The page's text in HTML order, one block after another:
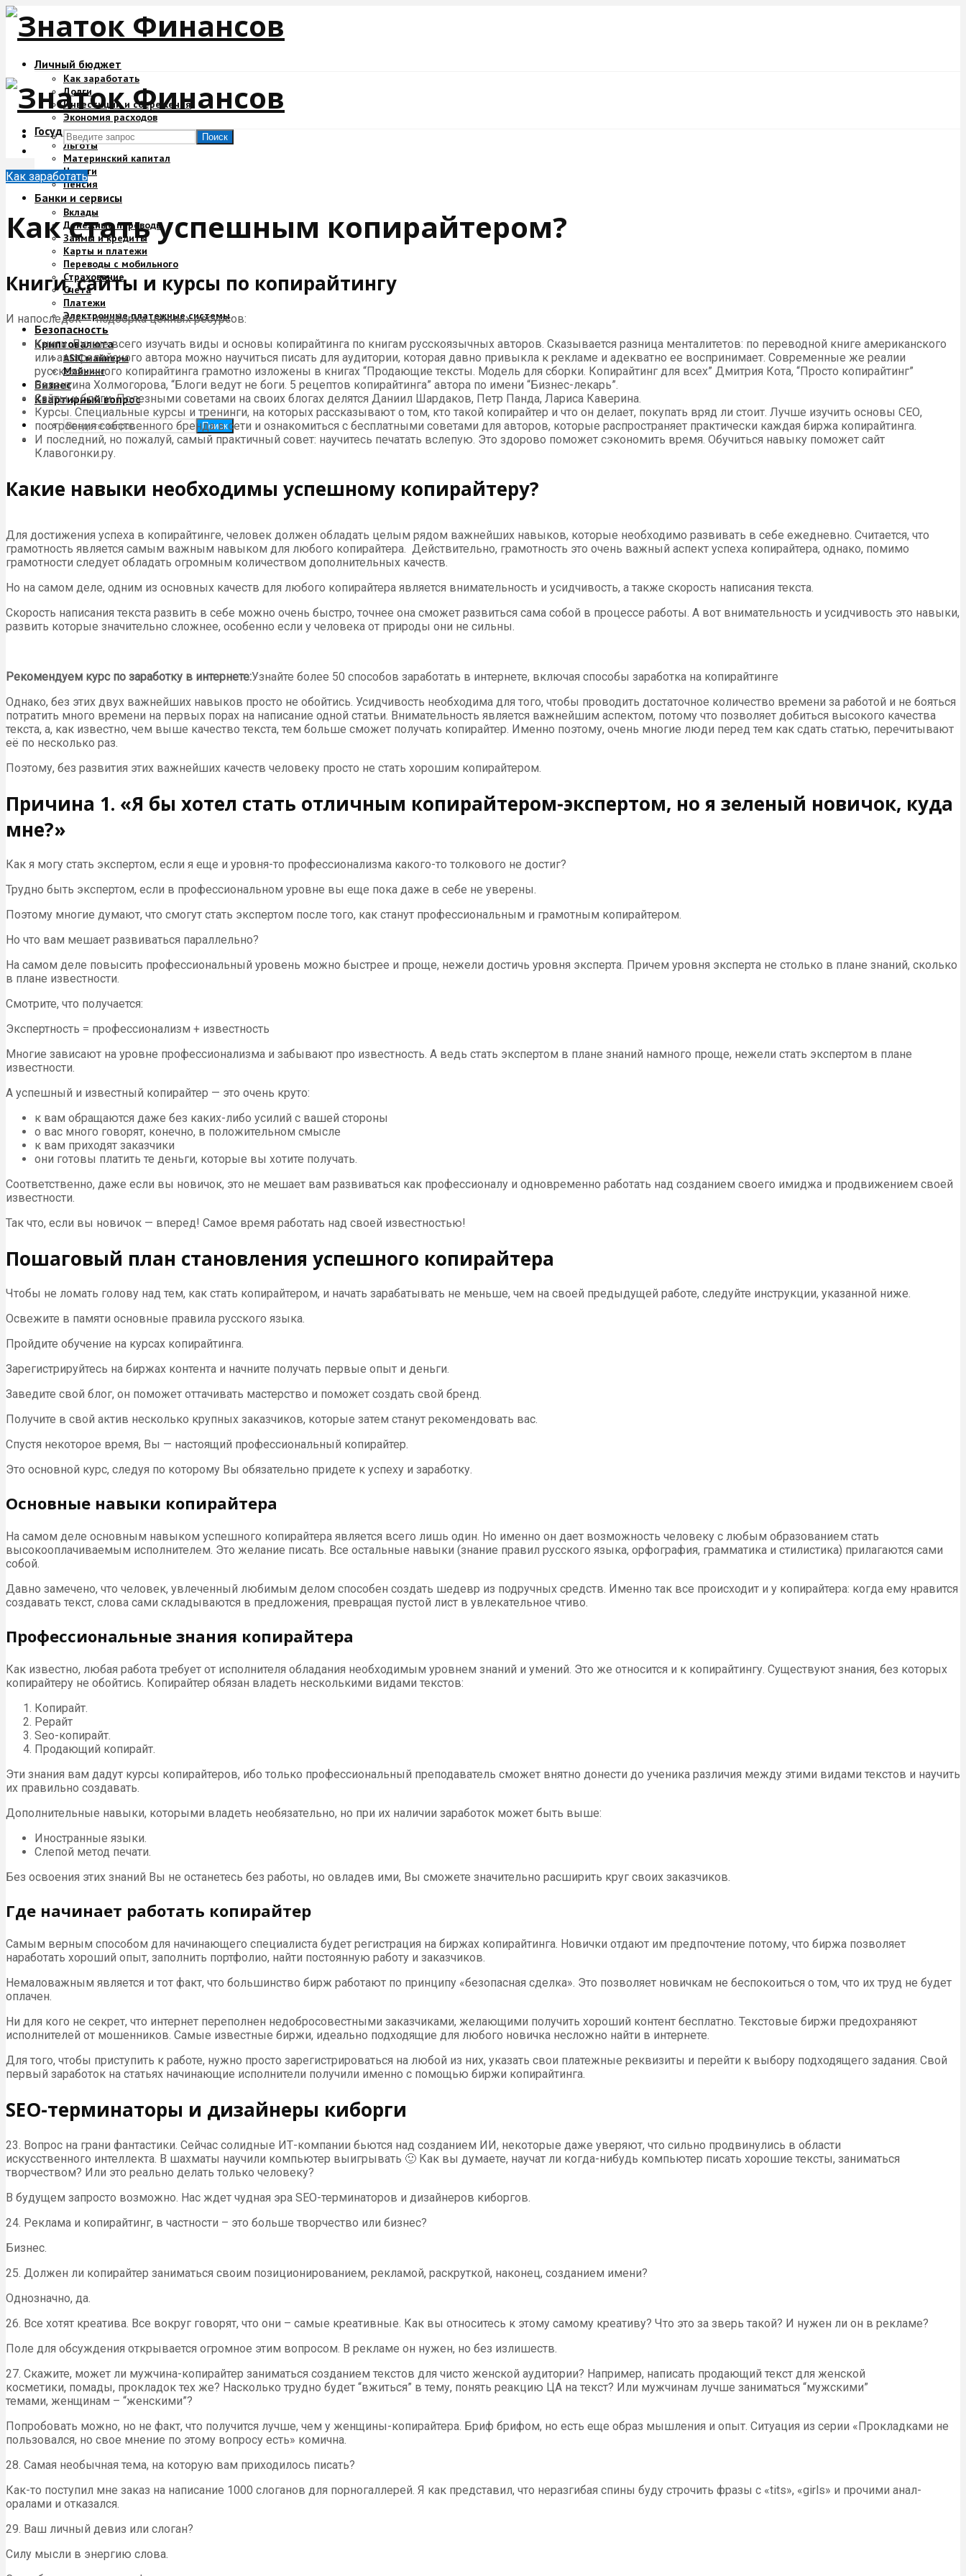
Личный бюджет
Как заработать
Долги
Инвестиции и сбережения
Экономия расходов
Государство и деньги
Льготы
Материнский капитал
Налоги
Пенсия
Банки и сервисы
Вклады
Денежные переводы
Займы и кредиты
Карты и платежи
Переводы с мобильного
Страхование
Счета
Платежи
Электронные платежные системы
Безопасность
Криптовалюта
ASIC майнеры
Майнинг
Бизнес
Квартирный вопрос
Поиск
Поиск
Как заработать
Как стать успешным копирайтером?
Книги, сайты и курсы по копирайтингу
И напоследок — подборка ценных ресурсов:
Книги. Лучше всего изучать виды и основы копирайтинга по книгам русскоязычных авторов. Сказывается разница менталитетов: по переводной книге американского
или австралийского автора можно научиться писать для аудитории, которая давно привыкла к рекламе и адекватно ее воспринимает. Современные же реалии
русскоязычного копирайтинга грамотно изложены в книгах “Продающие тексты. Модель для сборки. Копирайтинг для всех” Дмитрия Кота, “Просто копирайтинг”
Валентина Холмогорова, “Блоги ведут не боги. 5 рецептов копирайтинга” автора по имени “Бизнес-лекарь”.
Сайты и блоги. Полезными советами на своих блогах делятся Даниил Шардаков, Петр Панда, Лариса Каверина.
Курсы. Специальные курсы и тренинги, на которых рассказывают о том, кто такой копирайтер и что он делает, покупать вряд ли стоит. Лучше изучить основы СЕО,
построения собственного бренда в сети и ознакомиться с бесплатными советами для авторов, которые распространяет практически каждая биржа копирайтинга.
И последний, но пожалуй, самый практичный совет: научитесь печатать вслепую. Это здорово поможет сэкономить время. Обучиться навыку поможет сайт
Клавогонки.ру.
Какие навыки необходимы успешному копирайтеру?
Для достижения успеха в копирайтинге, человек должен обладать целым рядом важнейших навыков, которые необходимо развивать в себе ежедневно. Считается, что
грамотность является самым важным навыком для любого копирайтера. Действительно, грамотность это очень важный аспект успеха копирайтера, однако, помимо
грамотности следует обладать огромным количеством дополнительных качеств.
Но на самом деле, одним из основных качеств для любого копирайтера является внимательность и усидчивость, а также скорость написания текста.
Скорость написания текста развить в себе можно очень быстро, точнее она сможет развиться сама собой в процессе работы. А вот внимательность и усидчивость это навыки,
развить которые значительно сложнее, особенно если у человека от природы они не сильны.
Рекомендуем курс по заработку в интернете:Узнайте более 50 способов заработать в интернете, включая способы заработка на копирайтинге
Однако, без этих двух важнейших навыков просто не обойтись. Усидчивость необходима для того, чтобы проводить достаточное количество времени за работой и не бояться
потратить много времени на первых порах на написание одной статьи. Внимательность является важнейшим аспектом, потому что позволяет добиться высокого качества
текста, а, как известно, чем выше качество текста, тем больше сможет получать копирайтер. Именно поэтому, очень многие люди перед тем как сдать статью, перечитывают
её по несколько раз.
Поэтому, без развития этих важнейших качеств человеку просто не стать хорошим копирайтером.
Причина 1. «Я бы хотел стать отличным копирайтером-экспертом, но я зеленый новичок, куда
мне?»
Как я могу стать экспертом, если я еще и уровня-то профессионализма какого-то толкового не достиг?
Трудно быть экспертом, если в профессиональном уровне вы еще пока даже в себе не уверены.
Поэтому многие думают, что смогут стать экспертом после того, как станут профессиональным и грамотным копирайтером.
Но что вам мешает развиваться параллельно?
На самом деле повысить профессиональный уровень можно быстрее и проще, нежели достичь уровня эксперта. Причем уровня эксперта не столько в плане знаний, сколько
в плане известности.
Смотрите, что получается:
Экспертность = профессионализм + известность
Многие зависают на уровне профессионализма и забывают про известность. А ведь стать экспертом в плане знаний намного проще, нежели стать экспертом в плане
известности.
А успешный и известный копирайтер — это очень круто:
к вам обращаются даже без каких-либо усилий с вашей стороны
о вас много говорят, конечно, в положительном смысле
к вам приходят заказчики
они готовы платить те деньги, которые вы хотите получать.
Соответственно, даже если вы новичок, это не мешает вам развиваться как профессионалу и одновременно работать над созданием своего имиджа и продвижением своей
известности.
Так что, если вы новичок — вперед! Самое время работать над своей известностью!
Пошаговый план становления успешного копирайтера
Чтобы не ломать голову над тем, как стать копирайтером, и начать зарабатывать не меньше, чем на своей предыдущей работе, следуйте инструкции, указанной ниже.
Освежите в памяти основные правила русского языка.
Пройдите обучение на курсах копирайтинга.
Зарегистрируйтесь на биржах контента и начните получать первые опыт и деньги.
Заведите свой блог, он поможет оттачивать мастерство и поможет создать свой бренд.
Получите в свой актив несколько крупных заказчиков, которые затем станут рекомендовать вас.
Спустя некоторое время, Вы — настоящий профессиональный копирайтер.
Это основной курс, следуя по которому Вы обязательно придете к успеху и заработку.
Основные навыки копирайтера
На самом деле основным навыком успешного копирайтера является всего лишь один. Но именно он дает возможность человеку с любым образованием стать
высокооплачиваемым исполнителем. Это желание писать. Все остальные навыки (знание правил русского языка, орфография, грамматика и стилистика) прилагаются сами
собой.
Давно замечено, что человек, увлеченный любимым делом способен создать шедевр из подручных средств. Именно так все происходит и у копирайтера: когда ему нравится
создавать текст, слова сами складываются в предложения, превращая пустой лист в увлекательное чтиво.
Профессиональные знания копирайтера
Как известно, любая работа требует от исполнителя обладания необходимым уровнем знаний и умений. Это же относится и к копирайтингу. Существуют знания, без которых
копирайтеру не обойтись. Копирайтер обязан владеть несколькими видами текстов:
Копирайт.
Рерайт
Seo-копирайт.
Продающий копирайт.
Эти знания вам дадут курсы копирайтеров, ибо только профессиональный преподаватель сможет внятно донести до ученика различия между этими видами текстов и научить
их правильно создавать.
Дополнительные навыки, которыми владеть необязательно, но при их наличии заработок может быть выше:
Иностранные языки.
Слепой метод печати.
Без освоения этих знаний Вы не останетесь без работы, но овладев ими, Вы сможете значительно расширить круг своих заказчиков.
Где начинает работать копирайтер
Самым верным способом для начинающего специалиста будет регистрация на биржах копирайтинга. Новички отдают им предпочтение потому, что биржа позволяет
наработать хороший опыт, заполнить портфолио, найти постоянную работу и заказчиков.
Немаловажным является и тот факт, что большинство бирж работают по принципу «безопасная сделка». Это позволяет новичкам не беспокоиться о том, что их труд не будет
оплачен.
Ни для кого не секрет, что интернет переполнен недобросовестными заказчиками, желающими получить хороший контент бесплатно. Текстовые биржи предохраняют
исполнителей от мошенников. Самые известные биржи, идеально подходящие для любого новичка несложно найти в интернете.
Для того, чтобы приступить к работе, нужно просто зарегистрироваться на любой из них, указать свои платежные реквизиты и перейти к выбору подходящего задания. Свой
первый заработок на статьях начинающие исполнители получили именно с помощью биржи копирайтинга.
SEO-терминаторы и дизайнеры киборги
23. Вопрос на грани фантастики. Сейчас солидные ИТ-компании бьются над созданием ИИ, некоторые даже уверяют, что сильно продвинулись в области
искусственного интеллекта. В шахматы научили компьютер выигрывать 🙂 Как вы думаете, научат ли когда-нибудь компьютер писать хорошие тексты, заниматься
творчеством? Или это реально делать только человеку?
В будущем запросто возможно. Нас ждет чудная эра SEO-терминаторов и дизайнеров киборгов.
24. Реклама и копирайтинг, в частности – это больше творчество или бизнес?
Бизнес.
25. Должен ли копирайтер заниматься своим позиционированием, рекламой, раскруткой, наконец, созданием имени?
Однозначно, да.
26. Все хотят креатива. Все вокруг говорят, что они – самые креативные. Как вы относитесь к этому самому креативу? Что это за зверь такой? И нужен ли он в рекламе?
Поле для обсуждения открывается огромное этим вопросом. В рекламе он нужен, но без излишеств.
27. Скажите, может ли мужчина-копирайтер заниматься созданием текстов для чисто женской аудитории? Например, написать продающий текст для женской
косметики, помады, прокладок тех же? Насколько трудно будет “вжиться” в тему, понять реакцию ЦА на текст? Или мужчинам лучше заниматься “мужскими”
темами, женщинам – “женскими”?
Попробовать можно, но не факт, что получится лучше, чем у женщины-копирайтера. Бриф брифом, но есть еще образ мышления и опыт. Ситуация из серии «Прокладками не
пользовался, но свое мнение по этому вопросу есть» комична.
28. Самая необычная тема, на которую вам приходилось писать?
Как-то поступил мне заказ на написание 1000 слоганов для порногаллерей. Я как представил, что неразгибая спины буду строчить фразы с «tits», «girls» и прочими анал-
оралами и отказался.
29. Ваш личный девиз или слоган?
Силу мысли в энергию слова.